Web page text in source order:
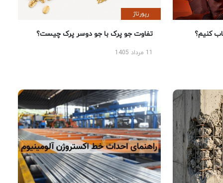
کنیم؟
رپورتاژ
تفاوت جو پرک با جو دوسر پرک چیست؟